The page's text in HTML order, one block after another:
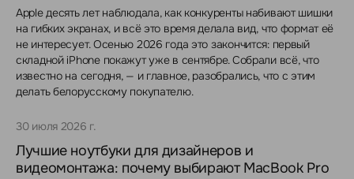
Apple десять лет наблюдала, как конкуренты набивают шишки
на гибких экранах, и всё это время делала вид, что формат её
не интересует. Осенью 2026 года это закончится: первый
складной iPhone покажут уже в сентябре. Собрали всё, что
известно на сегодня, — и главное, разобрались, что с этим
делать белорусскому покупателю.
30 июля 2026 г.
Лучшие ноутбуки для дизайнеров и
видеомонтажа: почему выбирают MacBook Pro